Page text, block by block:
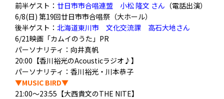
前半ゲスト： 廿日市市合唱連盟 小松 隆文 さん （電話出演）
6/8(日) 第19回廿日市市合唱祭（大ホール）
後半ゲスト： 北海道東川市 文化交流課 高石大地さん
6/21映画「カムイのうた」PR
パーソナリティ：向井真帆
20:00【香川裕光のAcousticラジオ♪】
パーソナリティ：香川裕光・川本恭子
▼MUSIC BIRD▼
21:00～23:55【大西貴文のTHE NITE】